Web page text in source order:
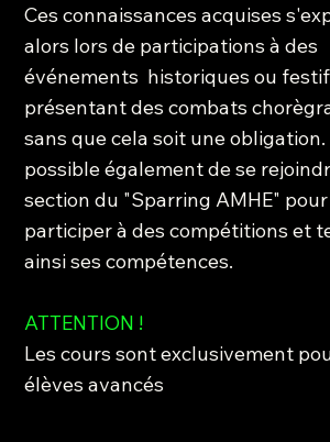
Ces connaissances acquises
alors lors de participations à des
événements historiques ou
présentant des combats
sans que cela soit une
possible également de se
section du "Sparring AMHE" pour
participer à des compétitions et
ainsi ses compétences.
ATTENTION !
Les cours sont exclusivement
élèves avancés